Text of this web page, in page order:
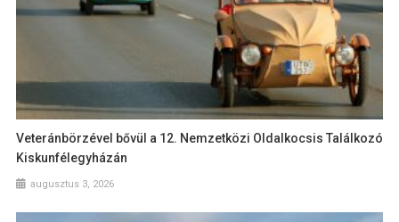
Veteránbörzével bővül a 12. Nemzetközi Oldalkocsis Találkozó
Kiskunfélegyházán
augusztus 3, 2026